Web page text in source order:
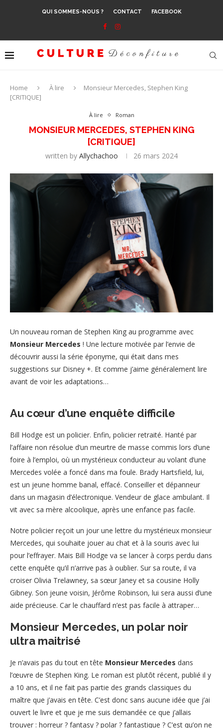
QUI SOMMES-NOUS ? CONTACT FACEBOOK
Home À lire
Monsieur Mercedes, Stephen King
[CRITIQUE]
À lire Roman
MONSIEUR MERCEDES, STEPHEN KING
[CRITIQUE]
written by Allychachoo 26 mars 2024
Un nouveau roman de Stephen King au programme avec
Monsieur Mercedes ! Une lecture motivée par l’envie de
découvrir aussi la série éponyme, qui était dans mes
suggestions sur Disney +. Et comme j’aime généralement lire
avant de voir les adaptations…
Au cœur d’une enquête difficile
Bill Hodge est un policier. Enfin, policier retraité. Hanté par
l’affaire non résolue d’un meurtre de masse commis lors d’une
foire à l’emploi, où un mystérieux conducteur au volant d’une
Mercedes volée a foncé dans ma foule. Brady Hartsfield, lui,
est un jeune homme banal, effacé. Conseiller et dépanneur
dans un magasin d’électronique. Vendeur de glace ambulant. Il
vit avec sa mère alcoolique, après une enfance pas facile.
Notre policier reçoit un jour une lettre du mystérieux monsieur
Mercedes, qui souhaite jouer au chat et à la souris avec lui
pour l’effrayer. Mais Bill Hodge va se lancer à corps perdu dans
cette enquête qu’il n’arrive pas à oublier. Sur sa route, il va
croiser Olivia Trelawney, sa sœur Janey et sa cousine Holly
Gibney. Son jeune voisin, Jérôme Robinson, lui sera aussi d’une
aide précieuse. Car le chauffard n’est pas facile à attraper…
Monsieur Mercedes, un polar noir
ultra maitrisé
Je n’avais pas du tout en tête Monsieur Mercedes dans
l’œuvre de Stephen King. Le roman est plutôt récent, publié il y
a 10 ans, et il ne fait pas partie des grands classiques du
maître que j’avais en tête. C’est donc sans aucune idée que j’ai
ouvert le livre et que je me suis demandée ce que j’allais
trouver : horreur ? fantasy ? polar ? fantastique ? C’est qu’on ne